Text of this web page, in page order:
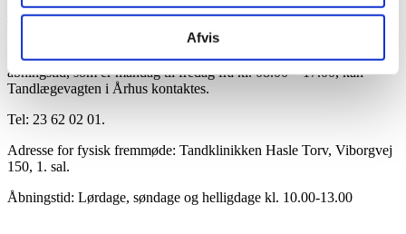
Afvis
Skulle der opstå akutte smerter uden for klinikkernes normale
åbningstid, som er mandag til fredag fra kl. 08.00 – 17.00, kan
Tandlægevagten i Århus kontaktes.
Tel: 23 62 02 01.
Adresse for fysisk fremmøde: Tandklinikken Hasle Torv, Viborgvej
150, 1. sal.
Åbningstid: Lørdage, søndage og helligdage kl. 10.00-13.00